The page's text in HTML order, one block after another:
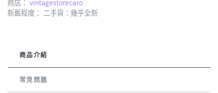
商店： vintagestorecaro
新舊程度： 二手貨：幾乎全新
商品介紹
常見問題